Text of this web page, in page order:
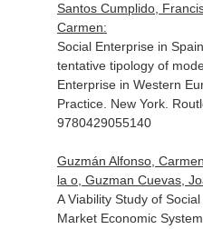
Santos Cumplido,
Carmen:
Social Enterprise in
tentative tipology of
Enterprise in Western
Practice. New York.
9780429055140
Guzmán Alfonso,
la o, Guzman Cuevas,
A Viability Study of
Market Economic